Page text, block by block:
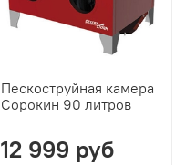
Пескоструйная камера
Сорокин 90 литров
12 999 руб